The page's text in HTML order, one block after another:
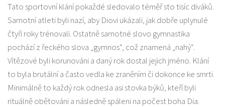
Tato sportovní klání pokaždé sledovalo téměř sto tisíc diváků.
Samotní atleti byli nazí, aby Diovi ukázali, jak dobře uplynulé
čtyři roky trénovali. Ostatně samotné slovo gymnastika
pochází z řeckého slova „gymnos“, což znamená „nahý“.
Vítězové byli korunováni a daný rok dostal jejich jméno. Klání
to byla brutální a často vedla ke zraněním či dokonce ke smrti.
Minimálně to každý rok odnesla asi stovka býků, kteří byli
rituálně obětováni a následně spáleni na počest boha Dia.